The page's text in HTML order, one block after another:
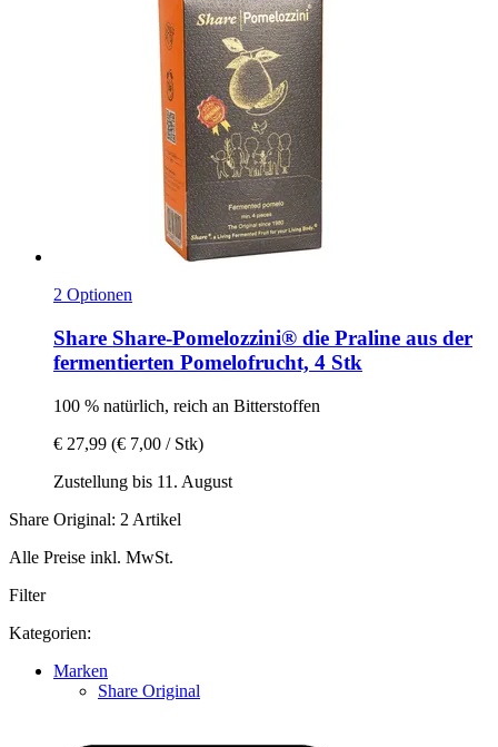
2 Optionen
Share Share-​Pomelozzini® die Praline aus der
fermentierten Pomelofrucht, 4 Stk
100 % natürlich, reich an Bitterstoffen
€ 27,99 (€ 7,00 / Stk)
Zustellung bis 11. August
Share Original: 2 Artikel
Alle Preise inkl. MwSt.
Filter
Kategorien:
Marken
Share Original